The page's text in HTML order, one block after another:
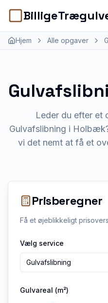
Hjem Alle opgaver
Leder du efter et
Gulvafslibning i
vi det nemt at få et
Prisberegner
Få et øjeblikkeligt
Vælg service
Gulvafslibning
Gulvareal (m²)